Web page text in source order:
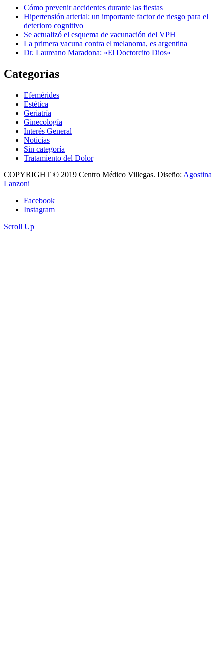
Cómo prevenir accidentes durante las fiestas
Hipertensión arterial: un importante factor de riesgo para el
deterioro cognitivo
Se actualizó el esquema de vacunación del VPH
La primera vacuna contra el melanoma, es argentina
Dr. Laureano Maradona: «El Doctorcito Dios»
Categorías
Efemérides
Estética
Geriatría
Ginecología
Interés General
Noticias
Sin categoría
Tratamiento del Dolor
COPYRIGHT © 2019 Centro Médico Villegas. Diseño: Agostina
Lanzoni
Facebook
Instagram
Scroll Up